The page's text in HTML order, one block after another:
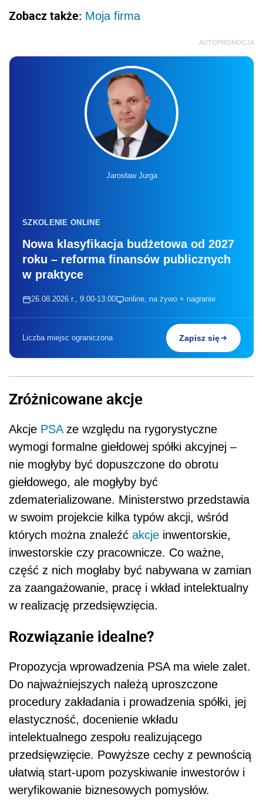
Zobacz także: Moja firma
AUTOPROMOCJA
Jarosław Jurga
SZKOLENIE ONLINE
Nowa klasyfikacja budżetowa od 2027
roku – reforma finansów publicznych
w praktyce
26.08.2026 r., 9:00-13:00 online, na żywo + nagranie
Liczba miejsc ograniczona Zapisz się
Zróżnicowane akcje
Akcje PSAze względu na rygorystyczne
wymogi formalne giełdowej spółki akcyjnej –
nie mogłyby być dopuszczone do obrotu
giełdowego, ale mogłyby być
zdematerializowane. Ministerstwo przedstawia
w swoim projekcie kilka typów akcji, wśród
których można znaleźć akcje inwentorskie,
inwestorskie czy pracownicze. Co ważne,
część z nich mogłaby być nabywana w zamian
za zaangażowanie, pracę i wkład intelektualny
w realizację przedsięwzięcia.
Rozwiązanie idealne?
Propozycja wprowadzenia PSA ma wiele zalet.
Do najważniejszych należą uproszczone
procedury zakładania i prowadzenia spółki, jej
elastyczność, docenienie wkładu
intelektualnego zespołu realizującego
przedsięwzięcie. Powyższe cechy z pewnością
ułatwią start-upom pozyskiwanie inwestorów i
weryfikowanie biznesowych pomysłów.